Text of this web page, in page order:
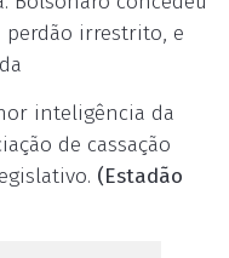
perdão irrestrito, e
inteligência da
de cassação
(Estadão